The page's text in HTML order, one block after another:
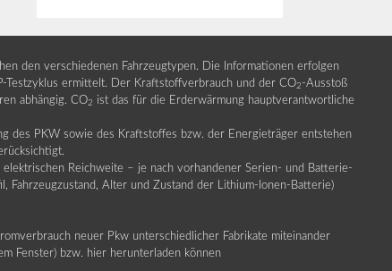
den verschiedenen Fahrzeugtypen. Die Informationen erfolgen
Testzyklus ermittelt. Der Kraftstoffverbrauch und der CO2 -Ausstoß
abhängig. CO2 ist das für die Erderwärmung hauptverantwortliche
des PKW sowie des Kraftstoffes bzw. der Energieträger entstehen
Reichweite – je nach vorhandener Serien- und Batterie-
Fahrzeugzustand, Alter und Zustand der Lithium-Ionen-Batterie)
neuer Pkw unterschiedlicher Fabrikate miteinander
Fenster) bzw. hier herunterladen können